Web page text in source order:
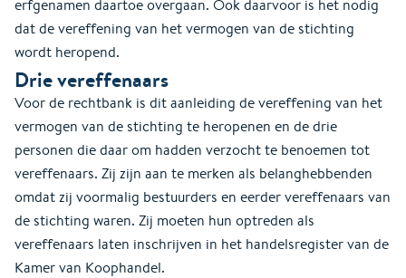
erfgenamen daartoe overgaan. Ook daarvoor is het nodig
dat de vereffening van het vermogen van de stichting
wordt heropend.
Drie vereffenaars
Voor de rechtbank is dit aanleiding de vereffening van het
vermogen van de stichting te heropenen en de drie
personen die daar om hadden verzocht te benoemen tot
vereffenaars. Zij zijn aan te merken als belanghebbenden
omdat zij voormalig bestuurders en eerder vereffenaars van
de stichting waren. Zij moeten hun optreden als
vereffenaars laten inschrijven in het handelsregister van de
Kamer van Koophandel.